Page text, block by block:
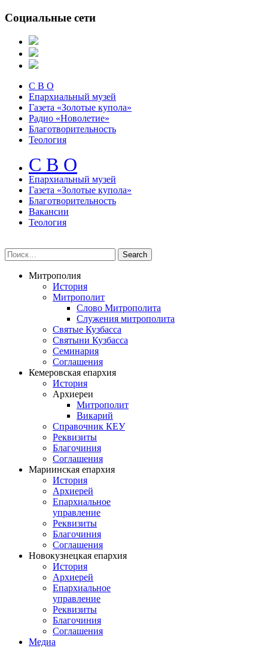
Социальные сети
С В О
Епархиальный музей
Газета «Золотые купола»
Радио «Новолетие»
Благотворительность
Теология
С В О
Епархиальный музeй
Газета «Золотые купола»
Благотворительность
Вакансии
Теология
Митрополия
История
Митрополит
Слово Митрополита
Служения митрополита
Святые Кузбасса
Святыни Кузбасса
Семинария
Соглашения
Кемеровская епархия
История
Архиереи
Митрополит
Викарий
Справочник КЕУ
Реквизиты
Благочиния
Соглашения
Мариинская епархия
История
Архиерей
Епархиальное
управление
Реквизиты
Благочиния
Соглашения
Новокузнецкая епархия
История
Архиерей
Епархиальное
управление
Реквизиты
Благочиния
Соглашения
Медиа